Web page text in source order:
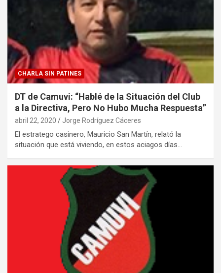
CHARLA SIN PATINES
DT de Camuvi: “Hablé de la Situación del Club
a la Directiva, Pero No Hubo Mucha Respuesta”
abril 22, 2020 Jorge Rodríguez Cáceres
El estratego casinero, Mauricio San Martín, relató la
situación que está viviendo, en estos aciagos días…